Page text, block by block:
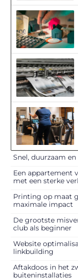
Snel, duurzaam
Een appartement
met een sterke
Printing op maat
maximale impact
De grootste
club als beginner
Website
linkbuilding
Aftakdoos in het
buiteninstallaties